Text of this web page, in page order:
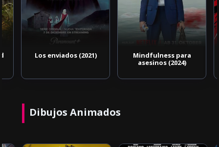
Los enviados (2021)
Mindfulness para
asesinos (2024)
Dibujos Animados